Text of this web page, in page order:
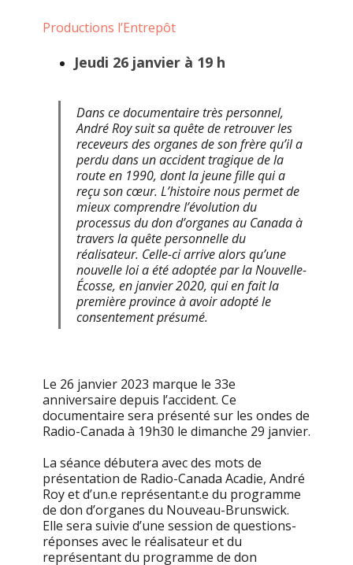
Productions l’Entrepôt
Jeudi 26 janvier à 19 h
Dans ce documentaire très personnel,
André Roy suit sa quête de retrouver les
receveurs des organes de son frère qu’il a
perdu dans un accident tragique de la
route en 1990, dont la jeune fille qui a
reçu son cœur. L’histoire nous permet de
mieux comprendre l’évolution du
processus du don d’organes au Canada à
travers la quête personnelle du
réalisateur. Celle-ci arrive alors qu’une
nouvelle loi a été adoptée par la Nouvelle-
Écosse, en janvier 2020, qui en fait la
première province à avoir adopté le
consentement présumé.
Le 26 janvier 2023 marque le 33e
anniversaire depuis l’accident. Ce
documentaire sera présenté sur les ondes de
Radio-Canada à 19h30 le dimanche 29 janvier.
La séance débutera avec des mots de
présentation de Radio-Canada Acadie, André
Roy et d’un.e représentant.e du programme
de don d’organes du Nouveau-Brunswick.
Elle sera suivie d’une session de questions-
réponses avec le réalisateur et du
représentant du programme de don